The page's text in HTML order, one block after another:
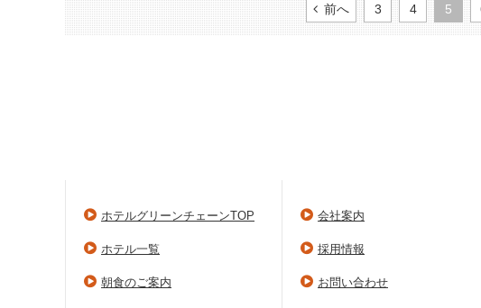
前へ 3 4 5
ホテルグリーンチェーンTOP
ホテル一覧
朝食のご案内
会社案内
採用情報
お問い合わせ